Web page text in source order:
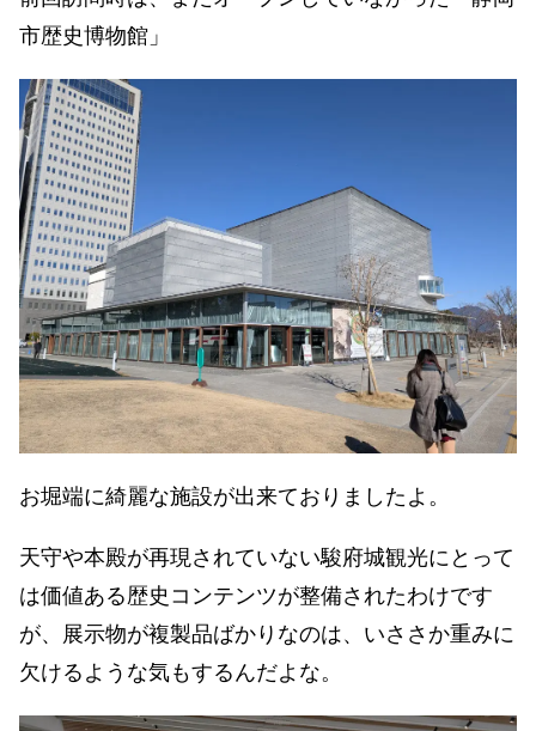
市歴史博物館」
お堀端に綺麗な施設が出来ておりましたよ。
天守や本殿が再現されていない駿府城観光にとって
は価値ある歴史コンテンツが整備されたわけです
が、展示物が複製品ばかりなのは、いささか重みに
欠けるような気もするんだよな。